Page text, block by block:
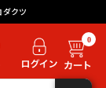
クツ
0